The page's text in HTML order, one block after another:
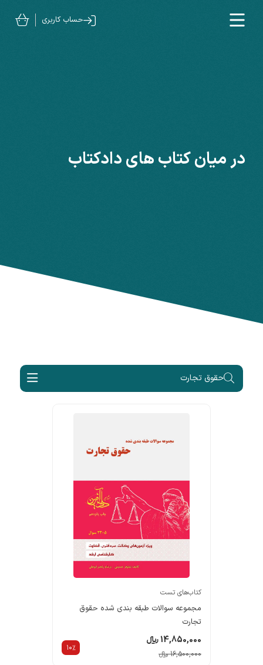
حساب کاربری
در میان کتاب های دادکتاب
حقوق تجارت
کتاب‌های تست
مجموعه سوالات طبقه بندی شده حقوق
تجارت
14,850,000 ریالء
10%
16,500,000 ریالء